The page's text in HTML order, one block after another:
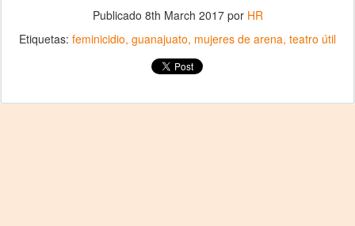
Publicado 8th March 2017por HR
Etiquetas: feminicidio guanajuato mujeres de arena teatro útil